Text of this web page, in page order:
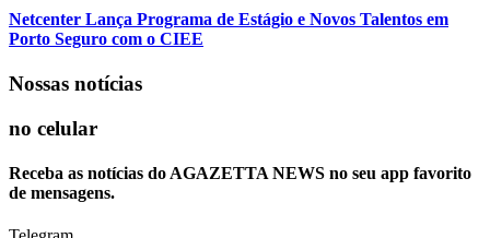
Netcenter Lança Programa de Estágio e Novos Talentos em
Porto Seguro com o CIEE
Nossas notícias
no celular
Receba as notícias do AGAZETTA NEWS no seu app favorito
de mensagens.